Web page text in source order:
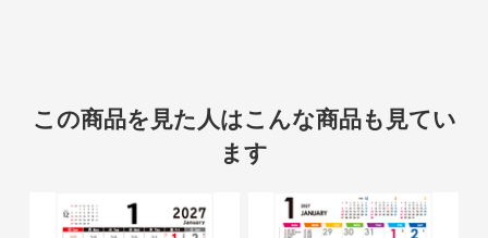
この商品を見た人はこんな商品も見てい
ます